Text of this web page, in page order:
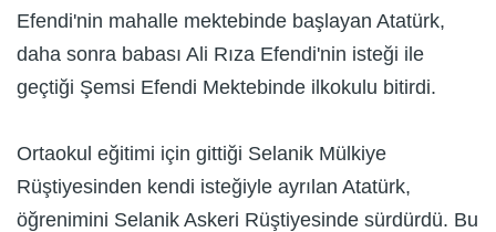
Efendi'nin mahalle mektebinde başlayan Atatürk,
daha sonra babası Ali Rıza Efendi'nin isteği ile
geçtiği Şemsi Efendi Mektebinde ilkokulu bitirdi.
Ortaokul eğitimi için gittiği Selanik Mülkiye
Rüştiyesinden kendi isteğiyle ayrılan Atatürk,
öğrenimini Selanik Askeri Rüştiyesinde sürdürdü. Bu